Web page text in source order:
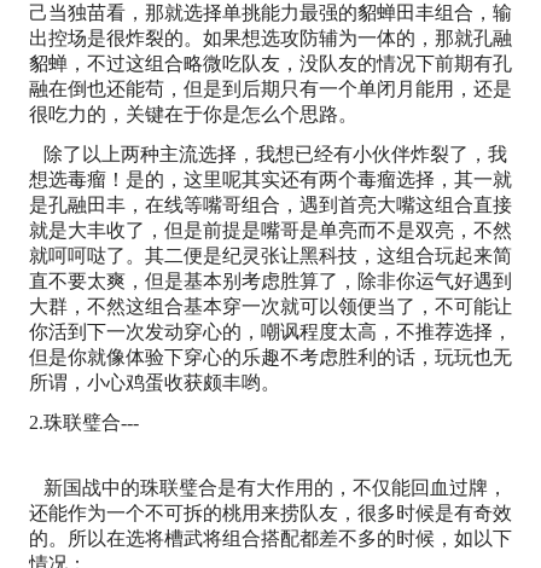
己当独苗看，那就选择单挑能力最强的貂蝉田丰组合，输
出控场是很炸裂的。如果想选攻防辅为一体的，那就孔融
貂蝉，不过这组合略微吃队友，没队友的情况下前期有孔
融在倒也还能苟，但是到后期只有一个单闭月能用，还是
很吃力的，关键在于你是怎么个思路。
除了以上两种主流选择，我想已经有小伙伴炸裂了，我
想选毒瘤！是的，这里呢其实还有两个毒瘤选择，其一就
是孔融田丰，在线等嘴哥组合，遇到首亮大嘴这组合直接
就是大丰收了，但是前提是嘴哥是单亮而不是双亮，不然
就呵呵哒了。其二便是纪灵张让黑科技，这组合玩起来简
直不要太爽，但是基本别考虑胜算了，除非你运气好遇到
大群，不然这组合基本穿一次就可以领便当了，不可能让
你活到下一次发动穿心的，嘲讽程度太高，不推荐选择，
但是你就像体验下穿心的乐趣不考虑胜利的话，玩玩也无
所谓，小心鸡蛋收获颇丰哟。
2.珠联璧合---
新国战中的珠联璧合是有大作用的，不仅能回血过牌，
还能作为一个不可拆的桃用来捞队友，很多时候是有奇效
的。所以在选将槽武将组合搭配都差不多的时候，如以下
情况：